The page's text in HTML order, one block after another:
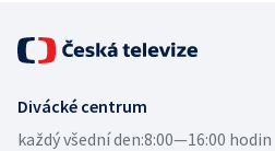
Divácké centrum
každý všední den:8:00—16:00 hodin